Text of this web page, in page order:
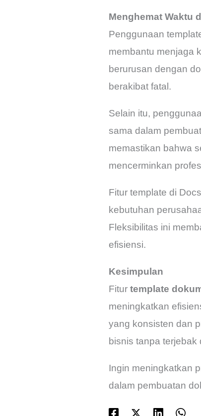
Menghemat Waktu
Penggunaan
membantu menjaga
berurusan dengan
berakibat fatal.
Selain itu,
sama dalam
memastikan bahwa
mencerminkan
Fitur template di
kebutuhan
Fleksibilitas ini
efisiensi.
Kesimpulan
Fitur template
meningkatkan
yang konsisten dan
bisnis tanpa
Ingin meningkatkan
dalam pembuatan